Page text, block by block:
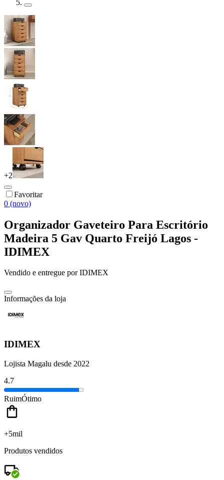
+2
Favoritar
0 (novo)
Organizador Gaveteiro Para Escritório
Madeira 5 Gav Quarto Freijó Lagos -
IDIMEX
Vendido e entregue por IDIMEX
Informações da loja
IDIMEX
Lojista Magalu desde 2022
4.7
RuimÓtimo
+5mil
Produtos vendidos